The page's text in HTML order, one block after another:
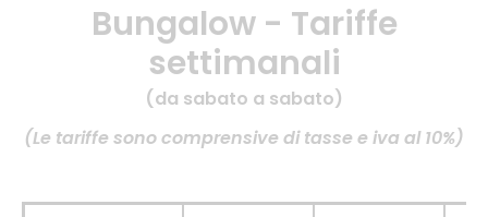
Bungalow - Tariffe
settimanali
(da sabato a sabato)
(Le tariffe sono comprensive di tasse e iva al 10%)